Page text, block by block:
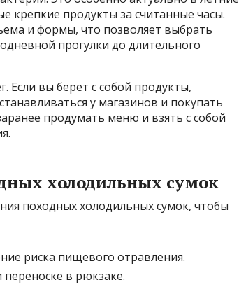
крепкие продукты за считанные часы.
и формы, что позволяет выбрать
прогулки до длительного
вы берет с собой продукты,
у магазинов и покупать
продумать меню и взять с собой
холодильных сумок
походных холодильных сумок, чтобы
риска пищевого отравления.
в рюкзаке.